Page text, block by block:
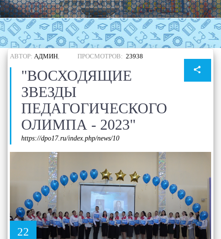
АВТОР: АДМИН, ПРОСМОТРОВ: 23938
"ВОСХОДЯЩИЕ
ЗВЕЗДЫ
ПЕДАГОГИЧЕСКОГО
ОЛИМПА - 2023"
https://dpo17.ru/index.php/news/10
22